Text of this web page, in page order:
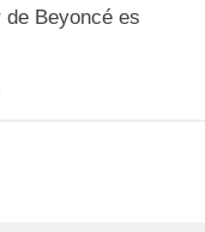
Beyoncé es